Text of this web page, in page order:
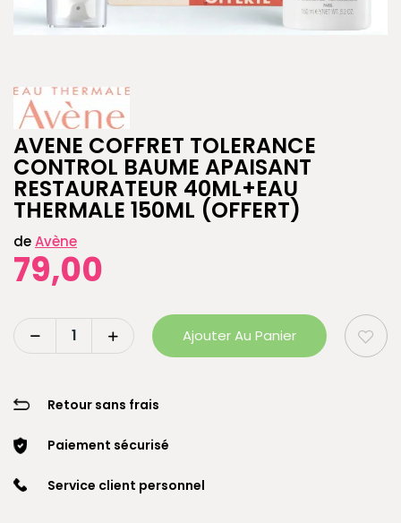
AVENE COFFRET TOLERANCE
CONTROL BAUME APAISANT
RESTAURATEUR 40ML+EAU
THERMALE 150ML (OFFERT)
deAvène
79,00
Ajouter Au Panier
Retour sans frais
Paiement sécurisé
Service client personnel